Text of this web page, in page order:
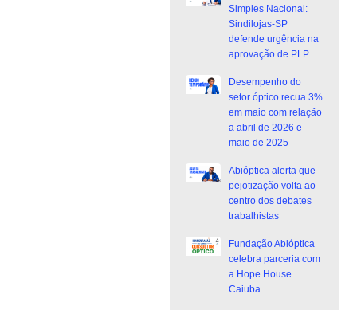
Simples Nacional:
Sindilojas-SP
defende urgência na
aprovação de PLP
Desempenho do
setor óptico recua 3%
em maio com relação
a abril de 2026 e
maio de 2025
Abióptica alerta que
pejotização volta ao
centro dos debates
trabalhistas
Fundação Abióptica
celebra parceria com
a Hope House
Caiuba